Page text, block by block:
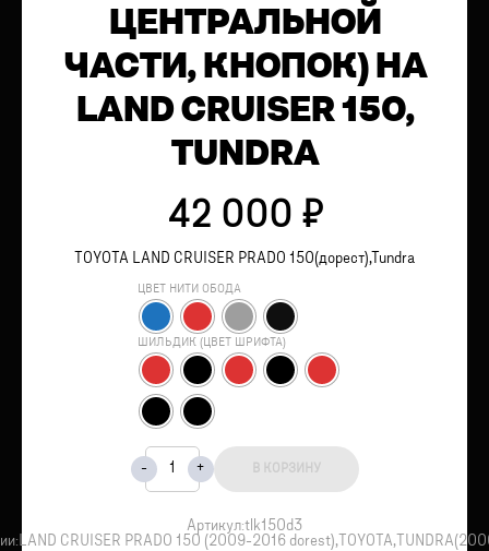
ЦЕНТРАЛЬНОЙ
ЧАСТИ, КНОПОК) НА
LAND CRUISER 150,
TUNDRA
42 000 ₽
TOYOTA LAND CRUISER PRADO 150(дорест),Tundra
ЦВЕТ НИТИ ОБОДА
ШИЛЬДИК (ЦВЕТ ШРИФТА)
В КОРЗИНУ
Артикул:tlk150d3
LAND CRUISER PRADO 150 (2009-2016 dorest), TOYOTA,